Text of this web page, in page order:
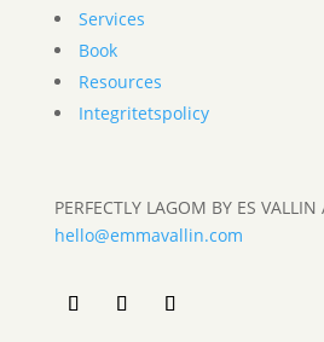
Services
Book
Resources
Integritetspolicy
PERFECTLY LAGOM BY ES VALLIN
hello@emmavallin.com